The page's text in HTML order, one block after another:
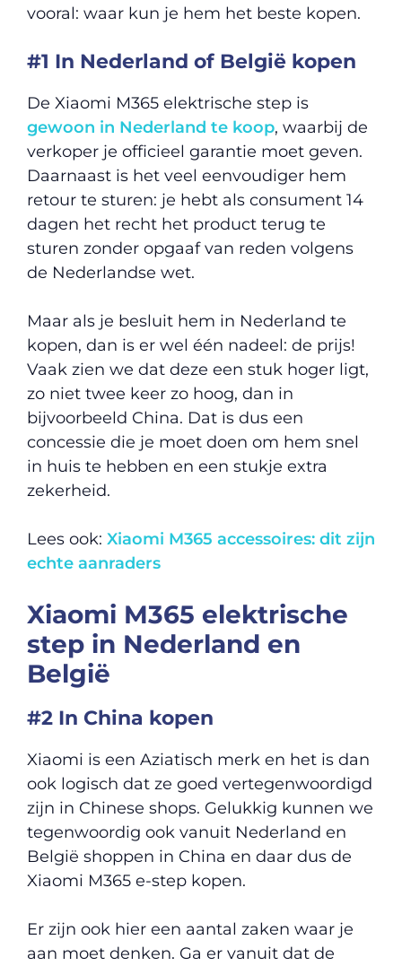
vooral: waar kun je hem het beste kopen.
#1 In Nederland of België kopen
De Xiaomi M365 elektrische step is
gewoon in Nederland te koop, waarbij de
verkoper je officieel garantie moet geven.
Daarnaast is het veel eenvoudiger hem
retour te sturen: je hebt als consument 14
dagen het recht het product terug te
sturen zonder opgaaf van reden volgens
de Nederlandse wet.
Maar als je besluit hem in Nederland te
kopen, dan is er wel één nadeel: de prijs!
Vaak zien we dat deze een stuk hoger ligt,
zo niet twee keer zo hoog, dan in
bijvoorbeeld China. Dat is dus een
concessie die je moet doen om hem snel
in huis te hebben en een stukje extra
zekerheid.
Lees ook: Xiaomi M365 accessoires: dit zijn
echte aanraders
Xiaomi M365 elektrische
step in Nederland en
België
#2 In China kopen
Xiaomi is een Aziatisch merk en het is dan
ook logisch dat ze goed vertegenwoordigd
zijn in Chinese shops. Gelukkig kunnen we
tegenwoordig ook vanuit Nederland en
België shoppen in China en daar dus de
Xiaomi M365 e-step kopen.
Er zijn ook hier een aantal zaken waar je
aan moet denken. Ga er vanuit dat de